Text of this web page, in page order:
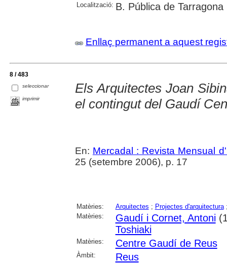
Localització: B. Pública de Tarragona
Enllaç permanent a aquest
8 / 483
seleccionar
imprimir
Els Arquitectes Joan
el contingut del Gaudí
En: Mercadal : Revista Mensual
25 (setembre 2006), p. 17
Matèries: Arquitectes ; Projectes d'arquitectura
Matèries:
Gaudí i Cornet, Antoni
Toshiaki
Matèries: Centre Gaudí de Reus
Àmbit: Reus